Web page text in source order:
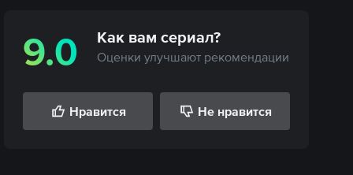
9.0 Как вам сериал?
Оценки улучшают рекомендации
Нравится Не нравится